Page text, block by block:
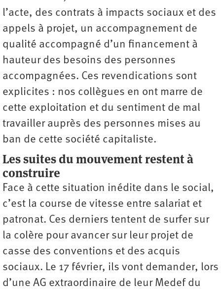
l’acte, des contrats à impacts sociaux et des
appels à projet, un accompagnement de
qualité accompagné d’un financement à
hauteur des besoins des personnes
accompagnées. Ces revendications sont
explicites : nos collègues en ont marre de
cette exploitation et du sentiment de mal
travailler auprès des personnes mises au
ban de cette société capitaliste.
Les suites du mouvement restent à
construire
Face à cette situation inédite dans le social,
c’est la course de vitesse entre salariat et
patronat. Ces derniers tentent de surfer sur
la colère pour avancer sur leur projet de
casse des conventions et des acquis
sociaux. Le 17 février, ils vont demander, lors
d’une AG extraordinaire de leur Medef du